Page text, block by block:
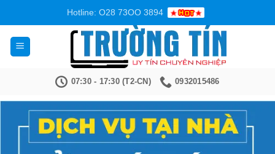
nội
dung
Hotline: O28 73OO 3894
07:30 - 17:30 (T2-CN) 0932015486